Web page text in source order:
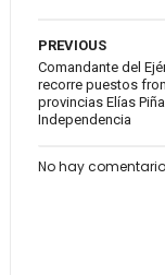
PREVIOUS
Comandante del
recorre puestos
provincias Elías
Independencia
No hay